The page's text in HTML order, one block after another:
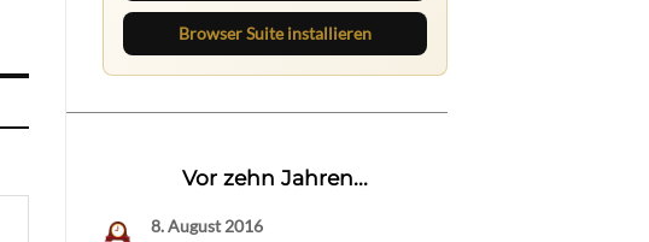
Browser Suite installieren
Vor zehn Jahren...
8. August 2016